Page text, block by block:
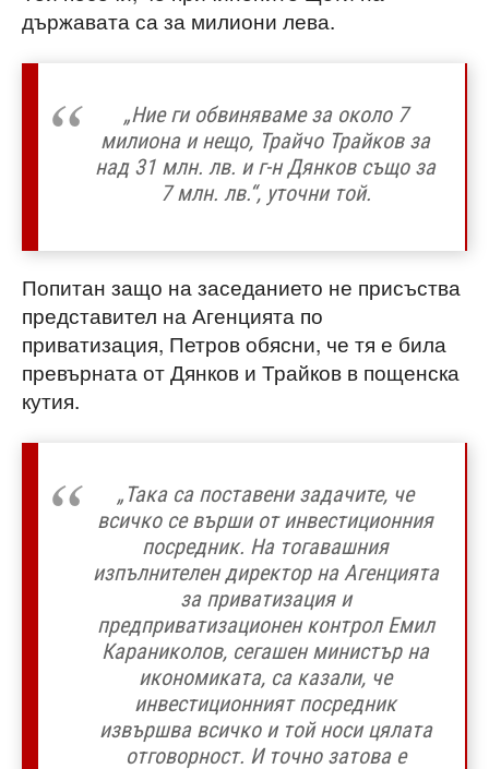
държавата са за милиони лева.
„Ние ги обвиняваме за около 7
милиона и нещо, Трайчо Трайков за
над 31 млн. лв. и г-н Дянков също за
7 млн. лв.“, уточни той.
Попитан защо на заседанието не присъства
представител на Агенцията по
приватизация, Петров обясни, че тя е била
превърната от Дянков и Трайков в пощенска
кутия.
„Така са поставени задачите, че
всичко се върши от инвестиционния
посредник. На тогавашния
изпълнителен директор на Агенцията
за приватизация и
предприватизационен контрол Емил
Караниколов, сегашен министър на
икономиката, са казали, че
инвестиционният посредник
извършва всичко и той носи цялата
отговорност. И точно затова е